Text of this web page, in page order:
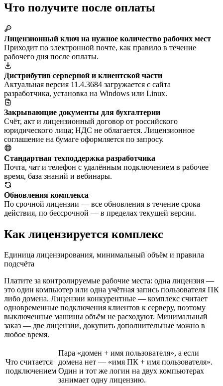
Что получите после оплаты
Лицензионный ключ на нужное количество рабочих мест
Приходит по электронной почте, как правило в течение
рабочего дня после оплаты.
Дистрибутив серверной и клиентской части
Актуальная версия 11.4.3684 загружается с сайта
разработчика, установка на Windows или Linux.
Закрывающие документы для бухгалтерии
Счёт, акт и лицензионный договор от российского
юридического лица; НДС не облагается. Лицензионное
соглашение на бумаге оформляется по запросу.
Стандартная техподдержка разработчика
Почта, чат и телефон с удалённым подключением в рабочее
время, база знаний и вебинары.
Обновления комплекса
По срочной лицензии — все обновления в течение срока
действия, по бессрочной — в пределах текущей версии.
Как лицензируется комплекс
Единица лицензирования, минимальный объём и правила
подсчёта
Платите за контролируемые рабочие места: одна лицензия —
это один компьютер или одна учётная запись пользователя ПК
либо домена. Лицензии конкурентные — комплекс считает
одновременные подключения клиентов к серверу, поэтому
выключенные машины объём не расходуют. Минимальный
заказ — две лицензии, докупить дополнительные можно в
любое время.
Что считается
подключением
Пара «домен + имя пользователя», а если
домена нет — «имя ПК + имя пользователя».
Один и тот же логин на двух компьютерах
занимает одну лицензию.